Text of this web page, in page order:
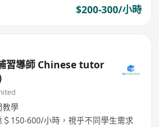
$200-300/小時
習導師 Chinese tutor
教學
150-600/小時，視乎不同學生需求